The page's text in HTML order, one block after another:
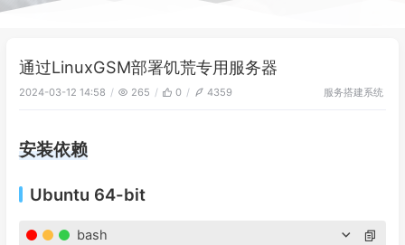
通过LinuxGSM部署饥荒专用服务器
2024-03-12 14:58 265 0 4359 服务搭建系统
安装依赖
Ubuntu 64-bit
bash